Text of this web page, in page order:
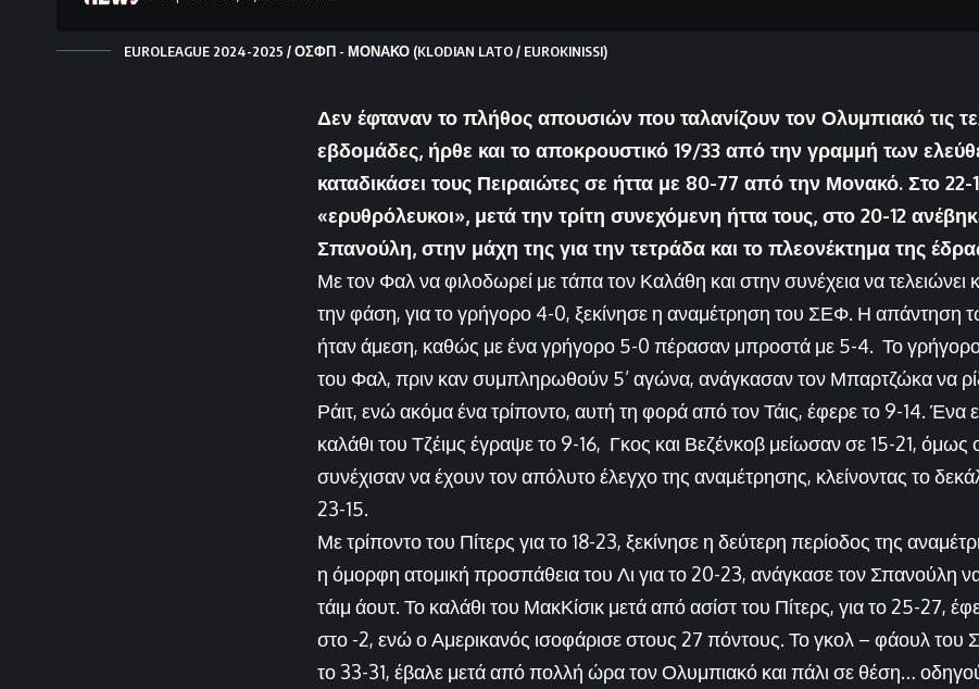
EUROLEAGUE 2024-2025 / ΟΣΦΠ - ΜΟΝΑΚΟ (KLODIAN LATO / EUROKINISSI)
Δεν έφταναν το πλήθος απουσιών που ταλανίζουν τον Ολυμπιακό τις
εβδομάδες, ήρθε και το αποκρουστικό 19/33 από την γραμμή των
καταδικάσει τους Πειραιώτες σε ήττα με 80-77 από την Μονακό. Στο 22-
«ερυθρόλευκοι», μετά την τρίτη συνεχόμενη ήττα τους, στο 20-12
Σπανούλη, στην μάχη της για την τετράδα και το πλεονέκτημα της
Με τον Φαλ να φιλοδωρεί με τάπα τον Καλάθη και στην συνέχεια να τελειώνει
την φάση, για το γρήγορο 4-0, ξεκίνησε η αναμέτρηση του ΣΕΦ. Η απάντηση
ήταν άμεση, καθώς με ένα γρήγορο 5-0 πέρασαν μπροστά με 5-4. Το
του Φαλ, πριν καν συμπληρωθούν 5’ αγώνα, ανάγκασαν τον Μπαρτζώκα να
Ράιτ, ενώ ακόμα ένα τρίποντο, αυτή τη φορά από τον Τάις, έφερε το 9-14. Ένα
καλάθι του Τζέιμς έγραψε το 9-16, Γκος και Βεζένκοβ μείωσαν σε 15-21, όμως
συνέχισαν να έχουν τον απόλυτο έλεγχο της αναμέτρησης, κλείνοντας το
23-15.
Με τρίποντο του Πίτερς για το 18-23, ξεκίνησε η δεύτερη περίοδος της
η όμορφη ατομική προσπάθεια του Λι για το 20-23, ανάγκασε τον Σπανούλη
τάιμ άουτ. Το καλάθι του ΜακΚίσικ μετά από ασίστ του Πίτερς, για το 25-27,
στο -2, ενώ ο Αμερικανός ισοφάρισε στους 27 πόντους. Το γκολ – φάουλ του
το 33-31, έβαλε μετά από πολλή ώρα τον Ολυμπιακό και πάλι σε θέση…